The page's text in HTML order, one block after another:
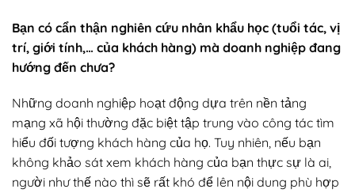
Bạn có cẩn thận nghiên cứu nhân khẩu học (tuổi tác, vị
trí, giới tính,… của khách hàng) mà doanh nghiệp đang
hướng đến chưa?
Những doanh nghiệp hoạt động dựa trên nền tảng
mạng xã hội thường đặc biệt tập trung vào công tác tìm
hiểu đối tượng khách hàng của họ. Tuy nhiên, nếu bạn
không khảo sát xem khách hàng của bạn thực sự là ai,
người như thế nào thì sẽ rất khó để lên nội dung phù hợp